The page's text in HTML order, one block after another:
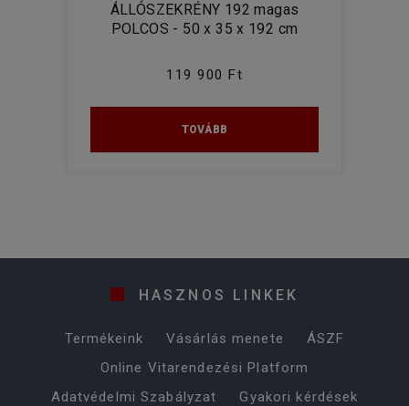
ÁLLÓSZEKRÉNY 192 magas
POLCOS - 50 x 35 x 192 cm
119 900 Ft
TOVÁBB
HASZNOS LINKEK
Termékeink Vásárlás menete
ÁSZF
Online Vitarendezési Platform
Adatvédelmi Szabályzat
Gyakori kérdések